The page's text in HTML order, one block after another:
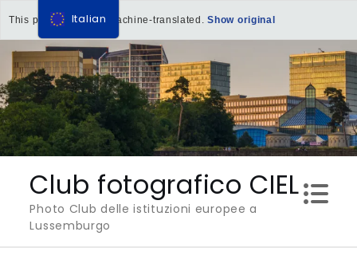
This page has been machine-translated.Show original
Salta
contenuto
Club fotografico CIEL
Photo Club delle istituzioni europee a
Lussemburgo
Italian